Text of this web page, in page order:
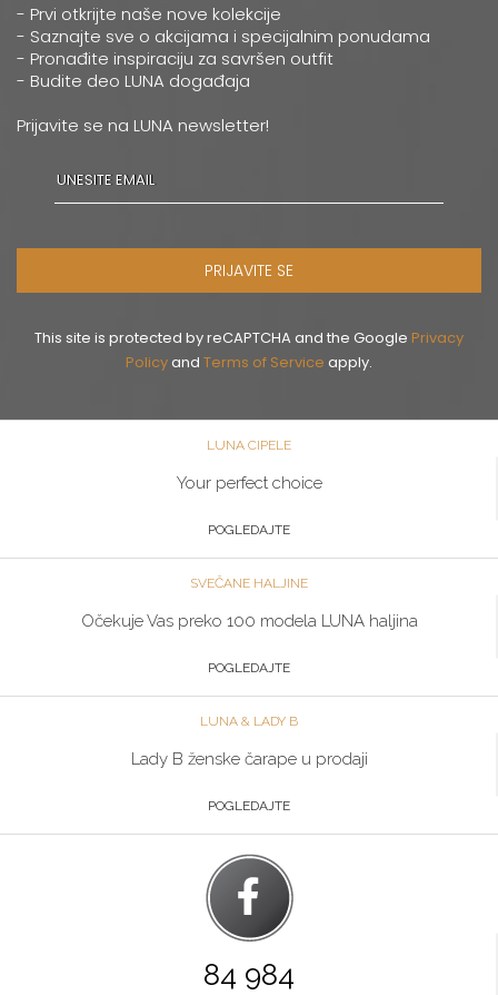
- Prvi otkrijte naše nove kolekcije
- Saznajte sve o akcijama i specijalnim ponudama
- Pronađite inspiraciju za savršen outfit
- Budite deo LUNA događaja
Prijavite se na LUNA newsletter!
PRIJAVITE SE
This site is protected by reCAPTCHA and the Google Privacy
Policyand Terms of Service apply.
LUNA CIPELE
Your perfect choice
POGLEDAJTE
SVEČANE HALJINE
Očekuje Vas preko 100 modela LUNA haljina
POGLEDAJTE
LUNA & LADY B
Lady B ženske čarape u prodaji
POGLEDAJTE
84 984